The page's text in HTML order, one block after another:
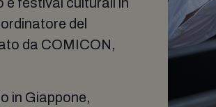
del
da COMICON,
in Giappone,